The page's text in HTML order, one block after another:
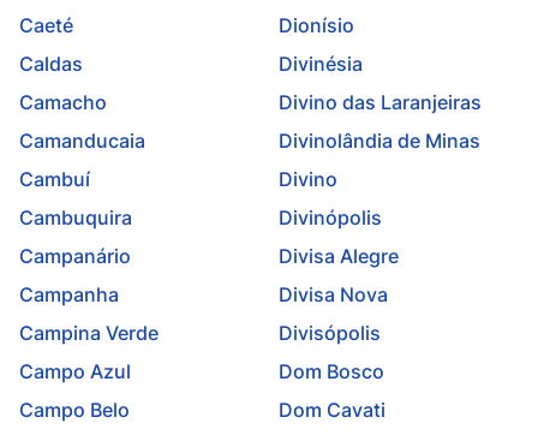
Caeté
Caldas
Camacho
Camanducaia
Cambuí
Cambuquira
Campanário
Campanha
Campina Verde
Campo Azul
Campo Belo
Dionísio
Divinésia
Divino das Laranjeiras
Divinolândia de Minas
Divino
Divinópolis
Divisa Alegre
Divisa Nova
Divisópolis
Dom Bosco
Dom Cavati